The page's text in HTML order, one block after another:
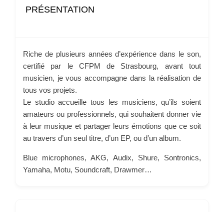
PRÉSENTATION
Riche de plusieurs années d’expérience dans le son,
certifié par le CFPM de Strasbourg, avant tout
musicien, je vous accompagne dans la réalisation de
tous vos projets.
Le studio accueille tous les musiciens, qu’ils soient
amateurs ou professionnels, qui souhaitent donner vie
à leur musique et partager leurs émotions que ce soit
au travers d’un seul titre, d’un EP, ou d’un album.
Blue microphones, AKG, Audix, Shure, Sontronics,
Yamaha, Motu, Soundcraft, Drawmer…